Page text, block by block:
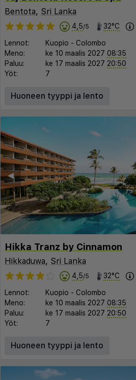
Bentota, Sri Lanka
4,5/5 32°C
Lennot: Kuopio - Colombo
Meno:
ke 10 maalis 2027 08:35
Paluu:
ke 17 maalis 2027 20:50
Yöt:
7
Huoneen tyyppi ja lento
◀︎
Hikka Tranz by Cinnamon
Hikkaduwa, Sri Lanka
4,5/5 32°C
Lennot: Kuopio - Colombo
Meno:
ke 10 maalis 2027 08:35
Paluu:
ke 17 maalis 2027 20:50
Yöt:
7
Huoneen tyyppi ja lento